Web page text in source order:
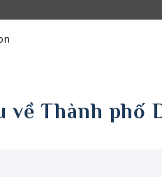
về Thành phố